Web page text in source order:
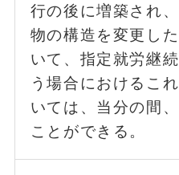
行の後に増築され
物の構造を変更し
いて、指定就労継
う場合におけるこ
いては、当分の間
ことができる。